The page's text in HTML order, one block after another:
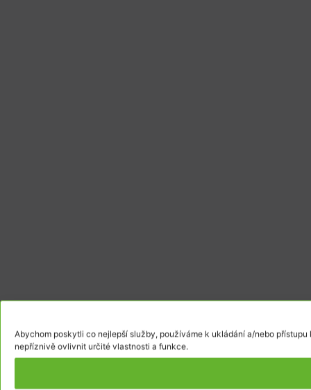
Abychom poskytli co nejlepší služby, používáme k ukládání a/nebo
nepříznivě ovlivnit určité vlastnosti a funkce.